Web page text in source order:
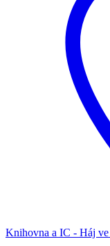
Knihovna a IC - Háj ve